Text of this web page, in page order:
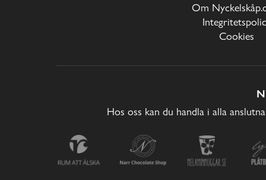
Om
Cookies
Hos oss kan du handla i alla